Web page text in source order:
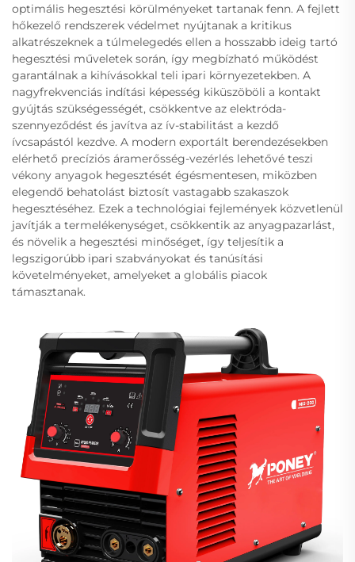
optimális hegesztési körülményeket tartanak fenn. A fejlett
hőkezelő rendszerek védelmet nyújtanak a kritikus
alkatrészeknek a túlmelegedés ellen a hosszabb ideig tartó
hegesztési műveletek során, így megbízható működést
garantálnak a kihívásokkal teli ipari környezetekben. A
nagyfrekvenciás indítási képesség kiküszöböli a kontakt
gyújtás szükségességét, csökkentve az elektróda-
szennyeződést és javítva az ív-stabilitást a kezdő
ívcsapástól kezdve. A modern exportált berendezésekben
elérhető precíziós áramerősség-vezérlés lehetővé teszi
vékony anyagok hegesztését égésmentesen, miközben
elegendő behatolást biztosít vastagabb szakaszok
hegesztéséhez. Ezek a technológiai fejlemények közvetlenül
javítják a termelékenységet, csökkentik az anyagpazarlást,
és növelik a hegesztési minőséget, így teljesítik a
legszigorúbb ipari szabványokat és tanúsítási
követelményeket, amelyeket a globális piacok
támasztanak.